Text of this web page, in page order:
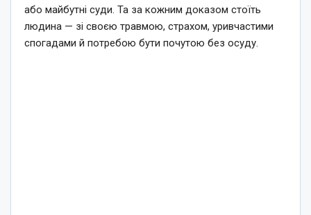
або майбутні суди. Та за кожним доказом стоїть
людина — зі своєю травмою, страхом, уривчастими
спогадами й потребою бути почутою без осуду.